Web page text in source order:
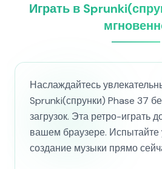
Играть в
Наслаждайтесь
Sprunki(спрунки) Phase 37
загрузок. Эта ретро-играть
вашем браузере. Испытайте
создание музыки прямо